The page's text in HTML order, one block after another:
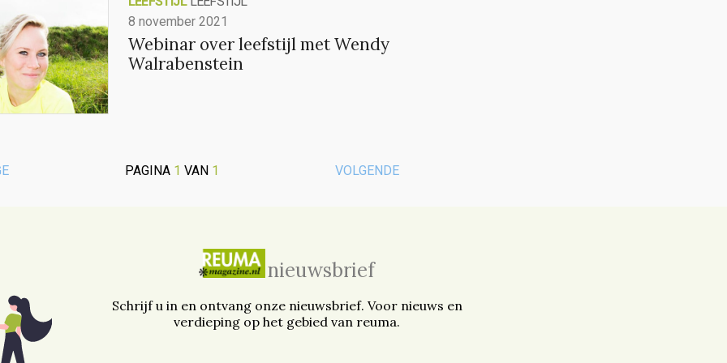
8 november 2021
Webinar over leefstijl met Wendy
Walrabenstein
PAGINA 1 VAN 1 VOLGENDE
nieuwsbrief
Schrijf u in en ontvang onze nieuwsbrief. Voor nieuws en
verdieping op het gebied van reuma.